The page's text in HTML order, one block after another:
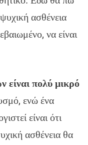
ασθένεια
να είναι
είναι πολύ μικρό
ενώ ένα
είναι ότι
ασθένεια θα